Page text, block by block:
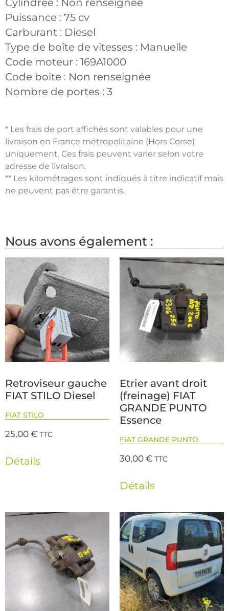
Cylindrée : Non renseignée
Puissance : 75 cv
Carburant : Diesel
Type de boîte de vitesses : Manuelle
Code moteur : 169A1000
Code boite : Non renseignée
Nombre de portes : 3
* Les frais de port affichés sont valables pour une
livraison en France métropolitaine (Hors Corse)
uniquement. Ces frais peuvent varier selon votre
adresse de livraison.
** Les kilométrages sont indiqués à titre indicatif mais
ne peuvent pas être garantis.
Nous avons également :
Retroviseur gauche
FIAT STILO Diesel
FIAT STILO
25,00€ TTC
Détails
Etrier avant droit
(freinage) FIAT
GRANDE PUNTO
Essence
FIAT GRANDE PUNTO
30,00€ TTC
Détails